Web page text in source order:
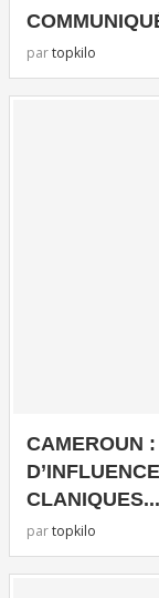
partopkilo
CAMEROUN
CLANIQUES...
partopkilo